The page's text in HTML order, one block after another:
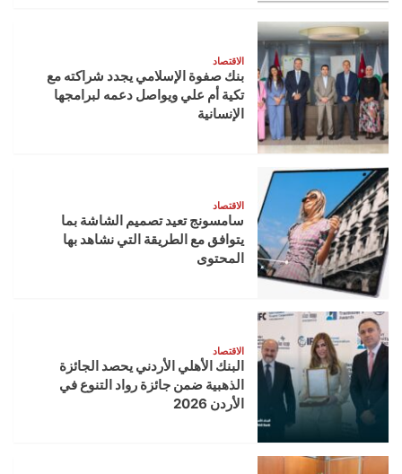
الاقتصاد
بنك صفوة الإسلامي يجدد شراكته مع
تكية أم علي ويواصل دعمه لبرامجها
الإنسانية
الاقتصاد
سامسونج تعيد تصميم الشاشة بما
يتوافق مع الطريقة التي نشاهد بها
المحتوى
الاقتصاد
البنك الأهلي الأردني يحصد الجائزة
الذهبية ضمن جائزة رواد التنوع في
الأردن 2026